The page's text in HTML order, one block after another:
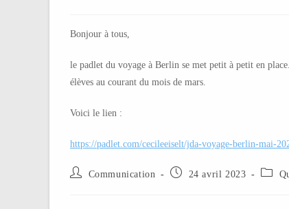
Bonjour à tous,
le padlet du voyage à Berlin se met petit à petit en
élèves au courant du mois de mars.
Voici le lien :
https://padlet.com/cecileeiselt/jda-voyage-berlin-mai-
Communication 24 avril 2023